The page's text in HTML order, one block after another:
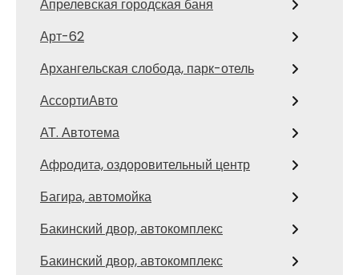
Апрелевская городская баня
Арт-62
Архангельская слобода, парк-отель
АссортиАвто
АТ. Автотема
Афродита, оздоровительный центр
Багира, автомойка
Бакинский двор, автокомплекс
Бакинский двор, автокомплекс